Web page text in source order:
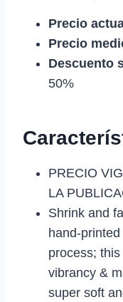
Precio
Precio
Descuento
50%
PRECIO
LA
Shrink and
hand-
process;
vibrancy &
super soft